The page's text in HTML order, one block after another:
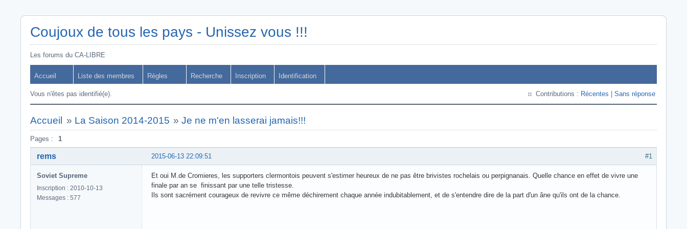
Coujoux de tous les pays - Unissez vous !!!
Les forums du CA-LIBRE
Accueil Liste des membres Règles Recherche Inscription Identification
Vous n'êtes pas identifié(e). Contributions : Récentes Sans réponse
Accueil » La Saison 2014-2015 »Je ne m'en lasserai jamais!!!
Pages : 1
#1
2015-06-13 22:09:51
rems
Soviet Supreme
Inscription : 2010-10-13
Messages : 577
Et oui M.de Cromieres, les supporters clermontois peuvent s'estimer heureux de ne pas être brivistes rochelais ou perpignanais. Quelle chance en effet de vivre une
finale par an se finissant par une telle tristesse.
Ils sont sacrément courageux de revivre ce même déchirement chaque année indubitablement, et de s'entendre dire de la part d'un âne qu'ils ont de la chance.